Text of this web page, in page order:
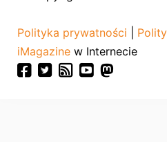
Polityka prywatności
iMagazine w Internecie